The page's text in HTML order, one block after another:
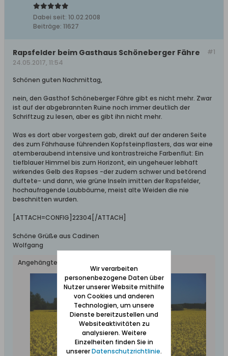
Dabei seit: 10.02.2008
Beiträge: 11627
#1
Rapsfelder beim Gasthaus Schöneberger Fähre
24.05.2017, 11:54
Schönen guten Nachmittag,
nein, den Gasthof Schöneberger Fähre gibt es nicht mehr. Zwar
ist auf der abgebrannten Ruine noch immer deutlich der
Schriftzug zu lesen, aber es gibt ihn nicht mehr.
Was es dort aber vorgestern gab, direkt auf der anderen Seite
des zum Fährhause führenden Kopfsteinpflasters, das war eine
atemberaubend intensive und kontrastreiche Farbenflut: Ein
tiefblauer Himmel bis zum Horizont, ein ungeheuer lebhaft
wirkendes Gelb des Rapses -der zudem schwer und betörend
duftete- und dann, wie grüne Inseln imitten der Rapsfelder,
hochaufragende Laubbäume, meist alte Weiden die nie
beschnitten wurden.
[ATTACH=CONFIG]22304[/ATTACH]
Schöne Grüße aus Cadinen
Wolfgang
Angehängte Dateien
Wir verarbeiten
personenbezogene Daten über
Nutzer unserer Website mithilfe
von Cookies und anderen
Technologien, um unsere
Dienste bereitzustellen und
Websiteaktivitäten zu
analysieren. Weitere
Einzelheiten finden Sie in
unsererDatenschutzrichtlinie.